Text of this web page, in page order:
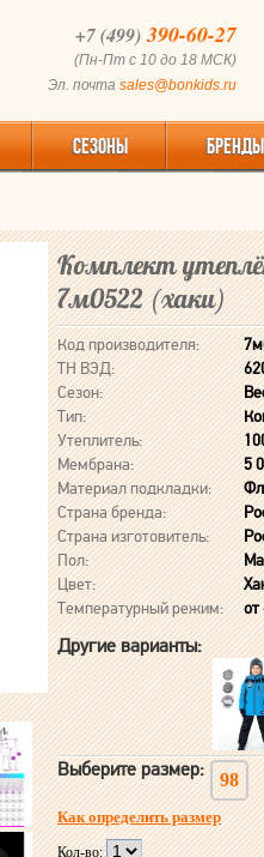
+7 (499)390-60-27
(Пн-Пт с 10 до 18 МСК)
Эл. почта sales@bonkids.ru
СЕЗОНЫ БРЕНДЫ
Комплект
7м0522 (хаки)
Код производителя:
ТН ВЭД:
Сезон:
Тип:
Утеплитель:
Мембрана:
5
Материал подкладки:
Страна бренда:
Страна изготовитель:
Пол:
Цвет:
Температурный режим:
от
Другие варианты:
Выберите размер: 98
Как определить размер
Кол-во: